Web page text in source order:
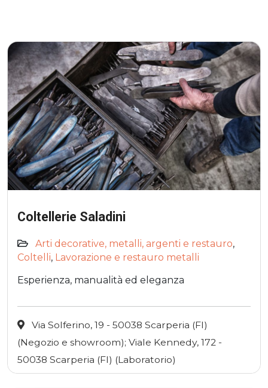
Coltellerie Saladini
Arti decorative, metalli, argenti e restauro,
Coltelli, Lavorazione e restauro metalli
Esperienza, manualità ed eleganza
Via Solferino, 19 - 50038 Scarperia (FI)
(Negozio e showroom); Viale Kennedy, 172 -
50038 Scarperia (FI) (Laboratorio)